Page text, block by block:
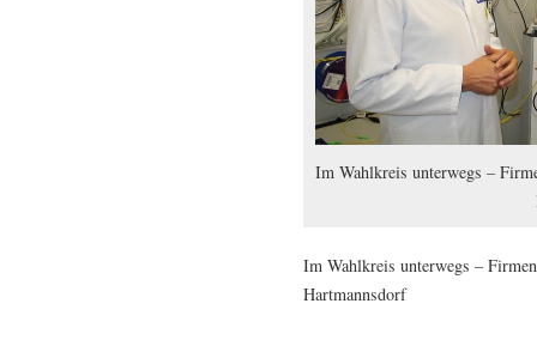
Im Wahlkreis unterwegs –
Im Wahlkreis unterwegs –
Hartmannsdorf